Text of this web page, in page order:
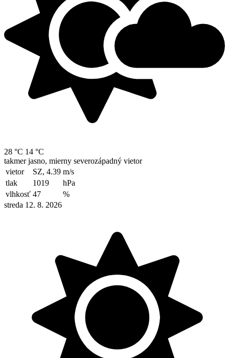
28 °C 14 °C
takmer jasno, mierny severozápadný vietor
vietor
SZ, 4.39 m/s
tlak
1019
hPa
vlhkosť 47
%
streda 12. 8. 2026